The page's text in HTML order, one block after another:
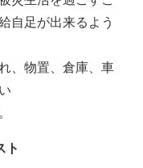
自足が出来るよう
、物置、倉庫、車
ト